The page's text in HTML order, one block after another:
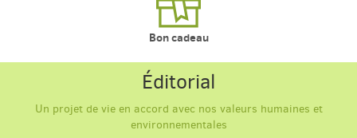
Bon cadeau
Éditorial
Un projet de vie en accord avec nos valeurs humaines et
environnementales